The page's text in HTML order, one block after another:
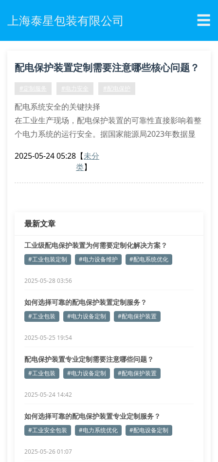
上海泰星包装有限公司 ☰
配电保护装置定制需要注意哪些核心问题？
#定制服务 #电力安全 #配电保护
配电系统安全的关键抉择
在工业生产现场，配电保护装置的可靠性直接影响着整
个电力系统的运行安全。据国家能源局2023年数据显
装置配置不当有关。如何确保定制化的配电保护设备既
负载峰值等23项关键参数
防护等级匹
2025-05-24 05:28 【未分
类】
最新文章
工业级配电保护装置为何需要定制化解决方案？
#工业包装定制 #电力设备维护 #配电系统优化
2025-05-28 03:56
如何选择可靠的配电保护装置定制服务？
#工业包装 #电力设备定制 #配电保护装置
2025-05-25 19:54
配电保护装置专业定制需要注意哪些问题？
#工业包装 #电力设备定制 #配电保护装置
2025-05-24 14:42
如何选择可靠的配电保护装置专业定制服务？
#工业安全包装 #电力系统优化 #配电设备定制
2025-05-26 01:07